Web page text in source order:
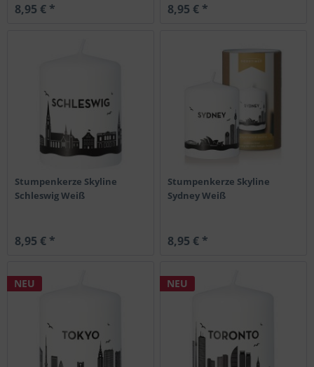
8,95 € * 8,95 € *
Stumpenkerze Skyline
Schleswig Weiß
8,95 € *
Stumpenkerze Skyline
Sydney Weiß
8,95 € *
NEU NEU